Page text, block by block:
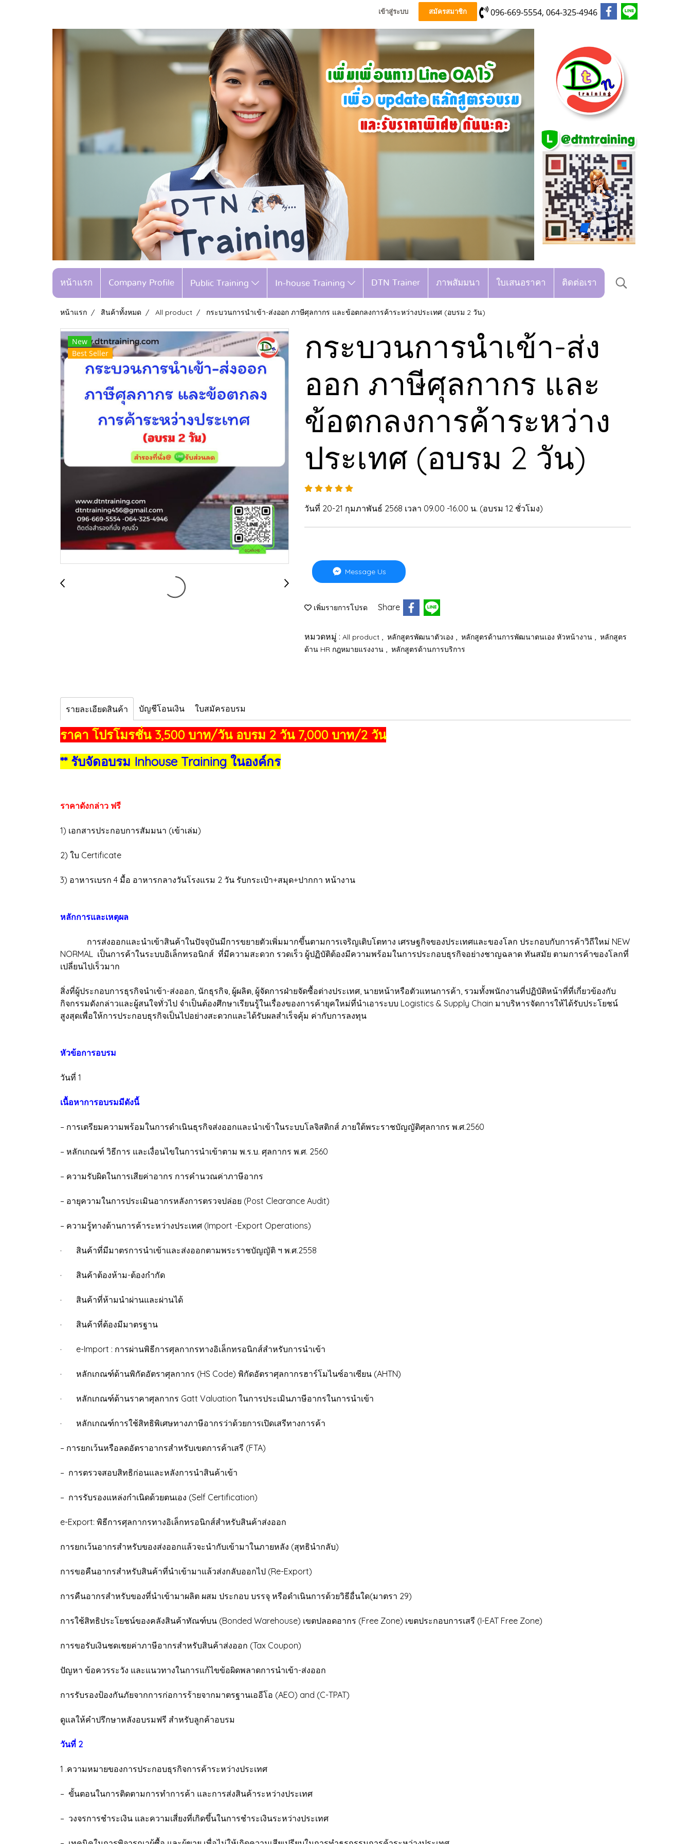
เข้าสู่ระบบ สมัครสมาชิก 096-669-5554, 064-325-4946
หน้าแรก Company Profile Public Training In-house Training DTN Trainer ภาพสัมมนา ใบเสนอราคา ติดต่อเรา
หน้าแรก สินค้าทั้งหมด All product กระบวนการนำเข้า-ส่งออก ภาษีศุลกากร และข้อตกลงการค้าระหว่างประเทศ (อบรม 2 วัน)
New
Best Seller
กระบวนการนำเข้า-ส่ง
ออก ภาษีศุลกากร และ
ข้อตกลงการค้าระหว่าง
ประเทศ (อบรม 2 วัน)
วันที่ 20-21 กุมภาพันธ์ 2568 เวลา 09.00 -16.00 น. (อบรม 12 ชั่วโมง)
Message Us
เพิ่มรายการโปรด Share
หมวดหมู่ : All product หลักสูตรพัฒนาตัวเอง หลักสูตรด้านการพัฒนาตนเอง หัวหน้างาน
หลักสูตร
ด้าน HR กฎหมายแรงงาน
หลักสูตรด้านการบริการ
รายละเอียดสินค้า บัญชีโอนเงิน ใบสมัครอบรม
ราคา โปรโมรชั่น 3,500 บาท/วัน อบรม 2 วัน 7,000 บาท/2 วัน
** รับจัดอบรม Inhouse Training ในองค์กร
ราคาดังกล่าว ฟรี
1) เอกสารประกอบการสัมมนา (เข้าเล่ม)
2) ใบ Certificate
3) อาหารเบรก 4 มื้อ อาหารกลางวันโรงแรม 2 วัน รับกระเป๋า+สมุด+ปากกา หน้างาน
หลักการและเหตุผล
การส่งออกและนำเข้าสินค้าในปัจจุบันมีการขยายตัวเพิ่มมากขึ้นตามการเจริญเติบโตทาง เศรษฐกิจของประเทศและของโลก ประกอบกับการค้าวิถีใหม่ NEW
NORMAL เป็นการค้าในระบบอิเล็กทรอนิกส์ ที่มีความสะดวก รวดเร็ว ผู้ปฏิบัติต้องมีความพร้อมในการประกอบธุรกิจอย่างชาญฉลาด ทันสมัย ตามการค้าของโลกที่
เปลี่ยนไปเร็วมาก
สิ่งที่ผู้ประกอบการธุรกิจนำเข้า-ส่งออก, นักธุรกิจ, ผู้ผลิต, ผู้จัดการฝ่ายจัดซื้อต่างประเทศ, นายหน้าหรือตัวแทนการค้า, รวมทั้งพนักงานที่ปฏิบัติหน้าที่ที่เกี่ยวข้องกับ
กิจกรรมดังกล่าวและผู้สนใจทั่วไป จำเป็นต้องศึกษาเรียนรู้ในเรื่องของการค้ายุคใหม่ที่นำเอาระบบ Logistics & Supply Chain มาบริหารจัดการให้ได้รับประโยชน์
สูงสุดเพื่อให้การประกอบธุรกิจเป็นไปอย่างสะดวกและได้รับผลสำเร็จคุ้ม ค่ากับการลงทุน
หัวข้อการอบรม
วันที่ 1
เนื้อหาการอบรมมีดังนี้
– การเตรียมความพร้อมในการดำเนินธุรกิจส่งออกและนำเข้าในระบบโลจิสติกส์ ภายใต้พระราชบัญญัติศุลกากร พ.ศ.2560
– หลักเกณฑ์ วิธีการ และเงื่อนไขในการนำเข้าตาม พ.ร.บ. ศุลกากร พ.ศ. 2560
– ความรับผิดในการเสียค่าอากร การคำนวณค่าภาษีอากร
– อายุความในการประเมินอากรหลังการตรวจปล่อย (Post Clearance Audit)
– ความรู้ทางด้านการค้าระหว่างประเทศ (Import -Export Operations)
· สินค้าที่มีมาตรการนำเข้าและส่งออกตามพระราชบัญญัติ ฯ พ.ศ.2558
· สินค้าต้องห้าม-ต้องกำกัด
· สินค้าที่ห้ามนำผ่านและผ่านได้
· สินค้าที่ต้องมีมาตรฐาน
· e-Import : การผ่านพิธีการศุลกากรทางอิเล็กทรอนิกส์สำหรับการนำเข้า
· หลักเกณฑ์ด้านพิกัดอัตราศุลกากร (HS Code) พิกัดอัตราศุลกากรฮาร์โมไนซ์อาเซียน (AHTN)
· หลักเกณฑ์ด้านราคาศุลกากร Gatt Valuation ในการประเมินภาษีอากรในการนำเข้า
· หลักเกณฑ์การใช้สิทธิพิเศษทางภาษีอากรว่าด้วยการเปิดเสรีทางการค้า
– การยกเว้นหรือลดอัตราอากรสำหรับเขตการค้าเสรี (FTA)
– การตรวจสอบสิทธิก่อนและหลังการนำสินค้าเข้า
– การรับรองแหล่งกำเนิดด้วยตนเอง (Self Certification)
e-Export: พิธีการศุลกากรทางอิเล็กทรอนิกส์สำหรับสินค้าส่งออก
การยกเว้นอากรสำหรับของส่งออกแล้วจะนำกับเข้ามาในภายหลัง (สุทธินำกลับ)
การขอคืนอากรสำหรับสินค้าที่นำเข้ามาแล้วส่งกลับออกไป (Re-Export)
การคืนอากรสำหรับของที่นำเข้ามาผลิต ผสม ประกอบ บรรจุ หรือดำเนินการด้วยวิธีอื่นใด(มาตรา 29)
การใช้สิทธิประโยชน์ของคลังสินค้าทัณฑ์บน (Bonded Warehouse) เขตปลอดอากร (Free Zone) เขตประกอบการเสรี (I-EAT Free Zone)
การขอรับเงินชดเชยค่าภาษีอากรสำหรับสินค้าส่งออก (Tax Coupon)
ปัญหา ข้อควรระวัง และแนวทางในการแก้ไขข้อผิดพลาดการนำเข้า-ส่งออก
การรับรองป้องกันภัยจากการก่อการร้ายจากมาตรฐานเออีโอ (AEO) and (C-TPAT)
ดูเเลให้คำปรึกษาหลังอบรมฟรี สำหรับลูกค้าอบรม
วันที่ 2
1 .ความหมายของการประกอบธุรกิจการค้าระหว่างประเทศ
– ขั้นตอนในการติดตามการทำการค้า และการส่งสินค้าระหว่างประเทศ
– วงจรการชำระเงิน และความเสี่ยงที่เกิดขึ้นในการชำระเงินระหว่างประเทศ